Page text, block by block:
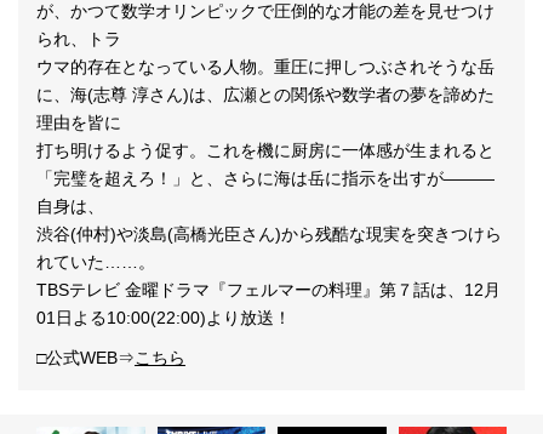
が、かつて数学オリンピックで圧倒的な才能の差を見せつけ
られ、トラ
ウマ的存在となっている人物。重圧に押しつぶされそうな岳
に、海(志尊 淳さん)は、広瀬との関係や数学者の夢を諦めた
理由を皆に
打ち明けるよう促す。これを機に厨房に一体感が生まれると
「完璧を超えろ！」と、さらに海は岳に指示を出すが―――
自身は、
渋谷(仲村)や淡島(高橋光臣さん)から残酷な現実を突きつけら
れていた……。
TBSテレビ 金曜ドラマ『フェルマーの料理』第７話は、12月
01日よる10:00(22:00)より放送！
□公式WEB⇒こちら